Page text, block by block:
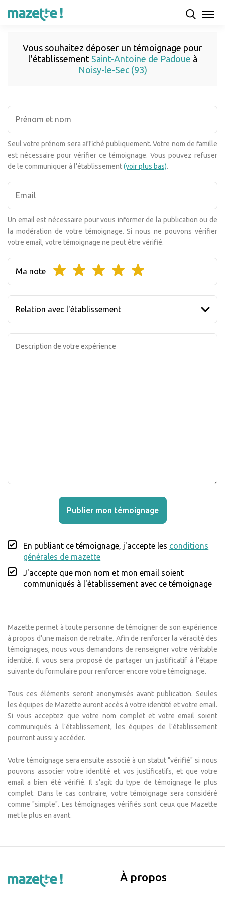
Vous souhaitez déposer un témoignage pour
l'établissement Saint-Antoine de Padoue à
Noisy-le-Sec (93)
Seul votre prénom sera affiché publiquement. Votre nom de famille
est nécessaire pour vérifier ce témoignage. Vous pouvez refuser
de le communiquer à l'établissement(voir plus bas).
Un email est nécessaire pour vous informer de la publication ou de
la modération de votre témoignage. Si nous ne pouvons vérifier
votre email, votre témoignage ne peut être vérifié.
Ma note
Publier mon témoignage
En publiant ce témoignage, j'accepte les conditions
générales de mazette
J'accepte que mon nom et mon email soient
communiqués à l'établissement avec ce témoignage
Mazette permet à toute personne de témoigner de son expérience
à propos d'une maison de retraite. Afin de renforcer la véracité des
témoignages, nous vous demandons de renseigner votre véritable
identité. Il vous sera proposé de partager un justificatif à l'étape
suivante du formulaire pour renforcer encore votre témoignage.
Tous ces éléments seront anonymisés avant publication. Seules
les équipes de Mazette auront accès à votre identité et votre email.
Si vous acceptez que votre nom complet et votre email soient
communiqués à l'établissement, les équipes de l'établissement
pourront aussi y accéder.
Votre témoignage sera ensuite associé à un statut "vérifié" si nous
pouvons associer votre identité et vos justificatifs, et que votre
email a bien été vérifié. Il s'agit du type de témoignage le plus
complet. Dans le cas contraire, votre témoignage sera considéré
comme "simple". Les témoignages vérifiés sont ceux que Mazette
met le plus en avant.
À propos